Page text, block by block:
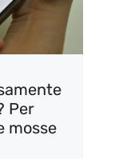
Per
mosse